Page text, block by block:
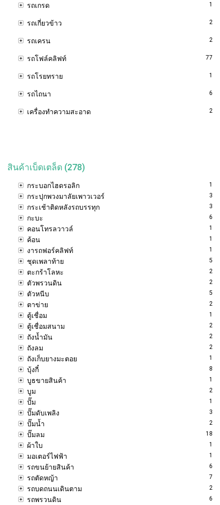
รถเกรด 1
รถเกี่ยวข้าว 2
รถเครน 2
รถโฟล์คลิฟท์ 77
รถโรยทราย 1
รถไถนา 6
เครื่องทำความสะอาด 2
สินค้าเบ็ดเตล็ด (278)
กระบอกไฮดรอลิก 1
กระปุกพวงมาลัยเพาวเวอร์ 3
กระเช้าติดหลังรถบรรทุก 3
กะบะ 6
คอนโทรลวาวล์ 1
ค้อน 1
งารถฟอร์คลิฟท์ 1
ชุดเพลาท้าย 5
ตะกร้าโลหะ 2
ตัวพรวนดิน 2
ตัวหนีบ 5
ตาข่าย 2
ตู้เชื่อม 1
ตู้เชื่อมสนาม 2
ถังน้ำมัน 2
ถังลม 2
ถังเก็บยางมะตอย 1
บุ้งกี๋ 8
บูธขายสินค้า 1
บูม 2
ปั๊ม 1
ปั๊มดับเพลิง 3
ปั๊มน้ำ 2
ปั๊มลม 18
ผ้าใบ 1
มอเตอร์ไฟฟ้า 1
รถขนย้ายสินค้า 6
รถตัดหญ้า 7
รถบดถนนเดินตาม 2
รถพรวนดิน 6